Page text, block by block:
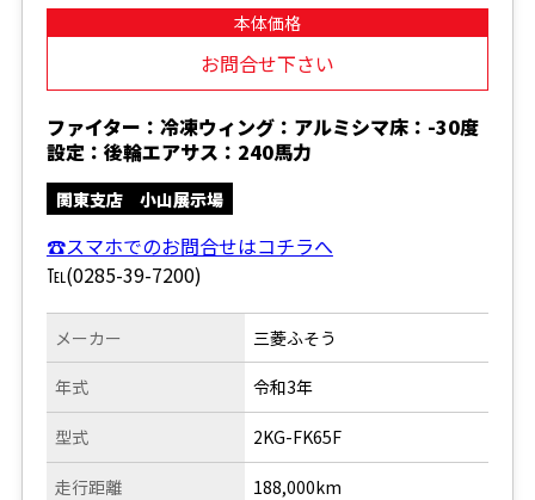
本体価格
お問合せ下さい
ファイター：冷凍ウィング：アルミシマ床：-30度
設定：後輪エアサス：240馬力
関東支店 小山展示場
☎スマホでのお問合せはコチラへ
℡(0285-39-7200)
メーカー
年式
型式
走行距離
三菱ふそう
令和3年
2KG-FK65F
188,000km